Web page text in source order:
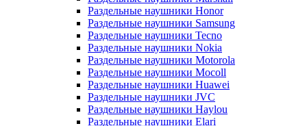
Раздельные наушники Honor
Раздельные наушники Samsung
Раздельные наушники Tecno
Раздельные наушники Nokia
Раздельные наушники Motorola
Раздельные наушники Mocoll
Раздельные наушники Huawei
Раздельные наушники JVC
Раздельные наушники Haylou
Раздельные наушники Elari